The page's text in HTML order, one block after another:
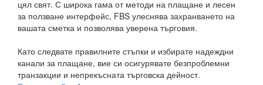
цял ​​свят. С широка гама от методи на плащане и лесен
за ползване интерфейс, FBS улеснява захранването на
вашата сметка и позволява уверена търговия.
Като следвате правилните стъпки и избирате надеждни
канали за плащане, вие си осигурявате безпроблемни
транзакции и непрекъсната търговска дейност.